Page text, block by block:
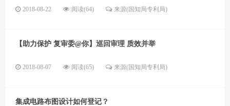
2018-08-22 阅读(64) 来源(国知局专利局)
【助力保护 复审委@你】巡回审理 质效并举
2018-08-07 阅读(65) 来源(国知局专利局)
集成电路布图设计如何登记？